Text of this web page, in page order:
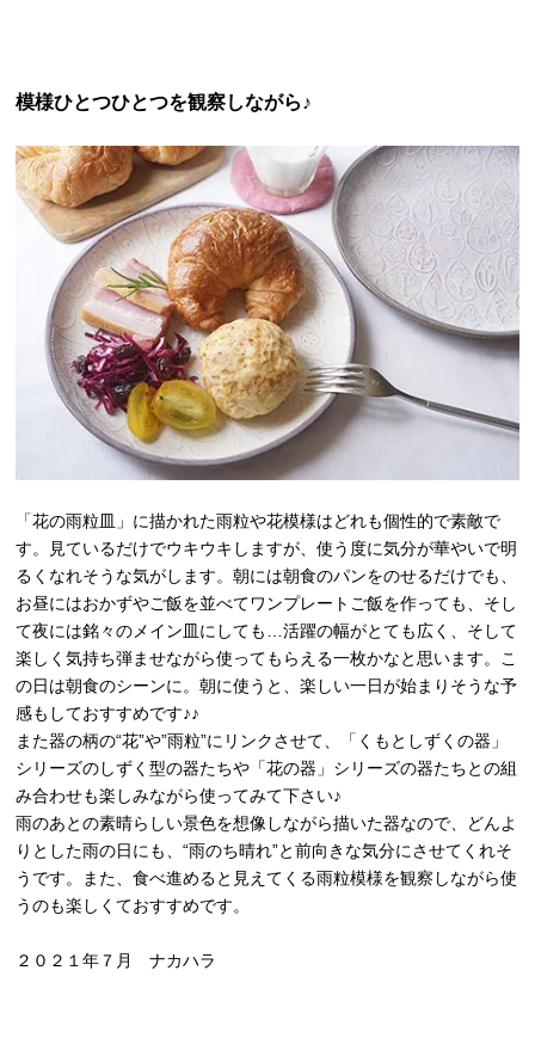
模様ひとつひとつを観察しながら♪
「花の雨粒皿」に描かれた雨粒や花模様はどれも個性的で素敵で
す。見ているだけでウキウキしますが、使う度に気分が華やいで明
るくなれそうな気がします。朝には朝食のパンをのせるだけでも、
お昼にはおかずやご飯を並べてワンプレートご飯を作っても、そし
て夜には銘々のメイン皿にしても…活躍の幅がとても広く、そして
楽しく気持ち弾ませながら使ってもらえる一枚かなと思います。こ
の日は朝食のシーンに。朝に使うと、楽しい一日が始まりそうな予
感もしておすすめです♪♪
また器の柄の“花”や”雨粒”にリンクさせて、「くもとしずくの器」
シリーズのしずく型の器たちや「花の器」シリーズの器たちとの組
み合わせも楽しみながら使ってみて下さい♪
雨のあとの素晴らしい景色を想像しながら描いた器なので、どんよ
りとした雨の日にも、“雨のち晴れ”と前向きな気分にさせてくれそ
うです。また、食べ進めると見えてくる雨粒模様を観察しながら使
うのも楽しくておすすめです。
２０２１年７月 ナカハラ